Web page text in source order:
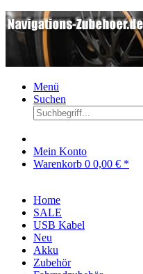
Menü
Suchen
Mein Konto
Warenkorb 0 0,00 € *
Home
SALE
USB Kabel
Neu
Akku
Zubehör